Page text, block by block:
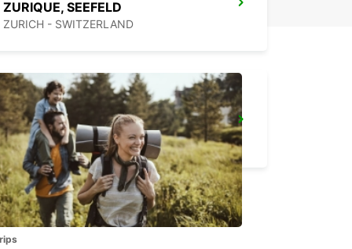
ZURIQUE, SEEFELD
ZURICH - SWITZERLAND
ZURIQUE KLOTEN AEROPORTO ZRH
ZURICH - SWITZERLAND